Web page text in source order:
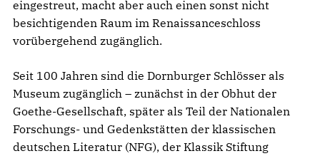
eingestreut, macht aber auch einen sonst nicht
besichtigenden Raum im Renaissanceschloss
vorübergehend zugänglich.
Seit 100 Jahren sind die Dornburger Schlösser als
Museum zugänglich – zunächst in der Obhut der
Goethe-Gesellschaft, später als Teil der Nationalen
Forschungs- und Gedenkstätten der klassischen
deutschen Literatur (NFG), der Klassik Stiftung